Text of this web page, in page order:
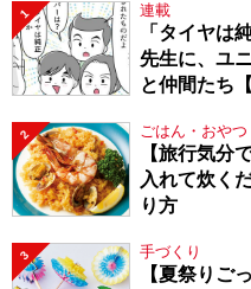
1 連載
「タイヤは
先生に、ユ
と仲間たち
2 ごはん・おやつ
【旅行気分
入れて炊く
り方
3 手づくり
【夏祭りご